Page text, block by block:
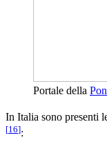
Portale della
In Italia sono presenti
[16]: